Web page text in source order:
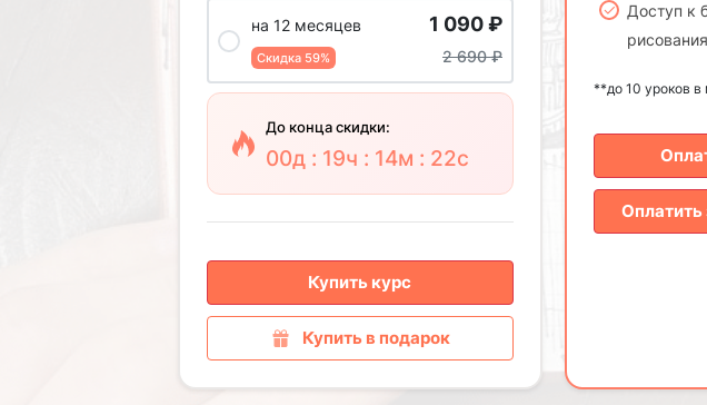
на 12 месяцев
Скидка 59%
1 090₽
2 690₽
До конца скидки:
00д : 19ч : 14м : 20с
Купить курс
Купить в подарок
Доступ к
рисования
**до 10 уроков в
Оплатить